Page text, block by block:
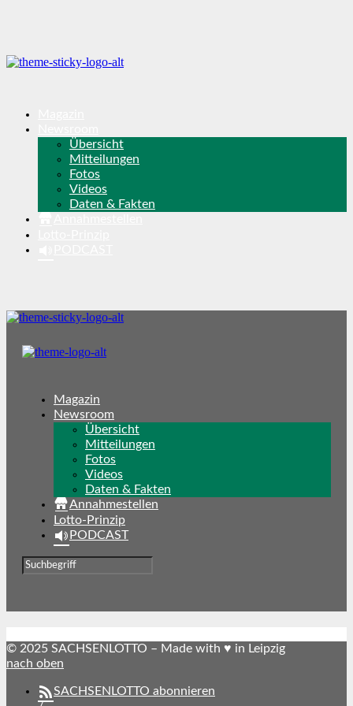
Übersicht
Mitteilungen
Fotos
Videos
Daten & Fakten
Magazin
Newsroom
Übersicht
Mitteilungen
Fotos
Videos
Daten & Fakten
Annahmestellen
Lotto-Prinzip
PODCAST
© 2025 SACHSENLOTTO – Made with ♥ in Leipzig
nach oben
SACHSENLOTTO abonnieren